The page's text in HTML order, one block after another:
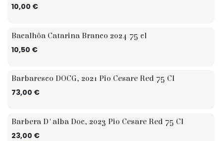
10,00 €
Bacalhôa Catarina Branco 2024 75 cl
10,50 €
Barbaresco DOCG, 2021 Pio Cesare Red 75 Cl
73,00 €
☆ ☆ Sommelier
Barbera D'alba Doc, 2023 Pio Cesare Red 75 Cl
23,00 €